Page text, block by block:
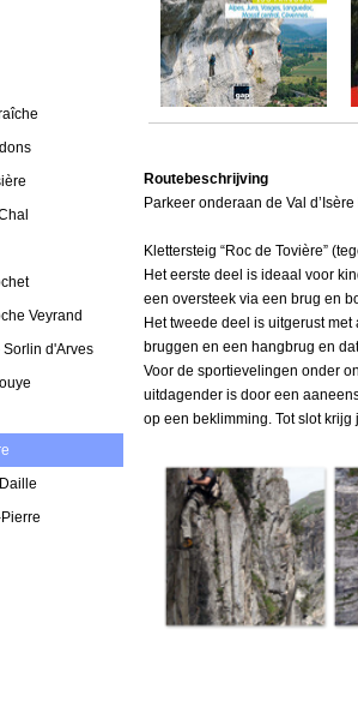
Veyrand
Sorlin d'Arves
Routebeschrijving
Parkeer onderaan de Val
Klettersteig “Roc de Tovière”
Het eerste deel is ideaal voor
een oversteek via een brug en
Het tweede deel is uitgerust
bruggen en een hangbrug en
Voor de sportievelingen onder
uitdagender is door een
op een beklimming. Tot slot